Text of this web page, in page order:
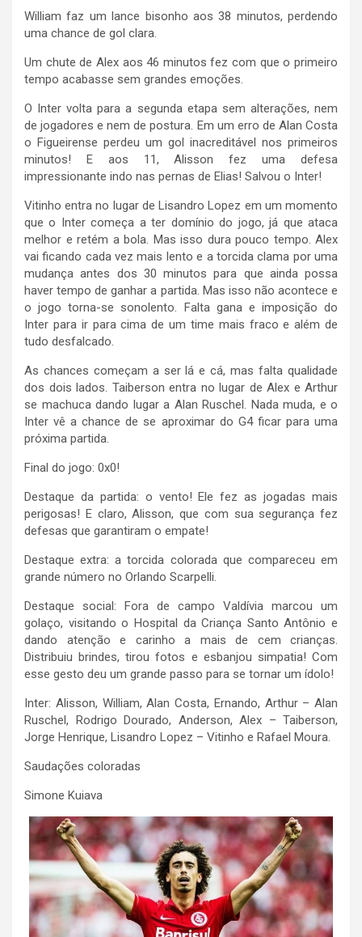
William faz um lance bisonho aos 38 minutos, perdendo
uma chance de gol clara.
Um chute de Alex aos 46 minutos fez com que o primeiro
tempo acabasse sem grandes emoções.
O Inter volta para a segunda etapa sem alterações, nem
de jogadores e nem de postura. Em um erro de Alan Costa
o Figueirense perdeu um gol inacreditável nos primeiros
minutos! E aos 11, Alisson fez uma defesa
impressionante indo nas pernas de Elias! Salvou o Inter!
Vitinho entra no lugar de Lisandro Lopez em um momento
que o Inter começa a ter domínio do jogo, já que ataca
melhor e retém a bola. Mas isso dura pouco tempo. Alex
vai ficando cada vez mais lento e a torcida clama por uma
mudança antes dos 30 minutos para que ainda possa
haver tempo de ganhar a partida. Mas isso não acontece e
o jogo torna-se sonolento. Falta gana e imposição do
Inter para ir para cima de um time mais fraco e além de
tudo desfalcado.
As chances começam a ser lá e cá, mas falta qualidade
dos dois lados. Taiberson entra no lugar de Alex e Arthur
se machuca dando lugar a Alan Ruschel. Nada muda, e o
Inter vê a chance de se aproximar do G4 ficar para uma
próxima partida.
Final do jogo: 0x0!
Destaque da partida: o vento! Ele fez as jogadas mais
perigosas! E claro, Alisson, que com sua segurança fez
defesas que garantiram o empate!
Destaque extra: a torcida colorada que compareceu em
grande número no Orlando Scarpelli.
Destaque social: Fora de campo Valdívia marcou um
golaço, visitando o Hospital da Criança Santo Antônio e
dando atenção e carinho a mais de cem crianças.
Distribuiu brindes, tirou fotos e esbanjou simpatia! Com
esse gesto deu um grande passo para se tornar um ídolo!
Inter: Alisson, William, Alan Costa, Ernando, Arthur – Alan
Ruschel, Rodrigo Dourado, Anderson, Alex – Taiberson,
Jorge Henrique, Lisandro Lopez – Vitinho e Rafael Moura.
Saudações coloradas
Simone Kuiava